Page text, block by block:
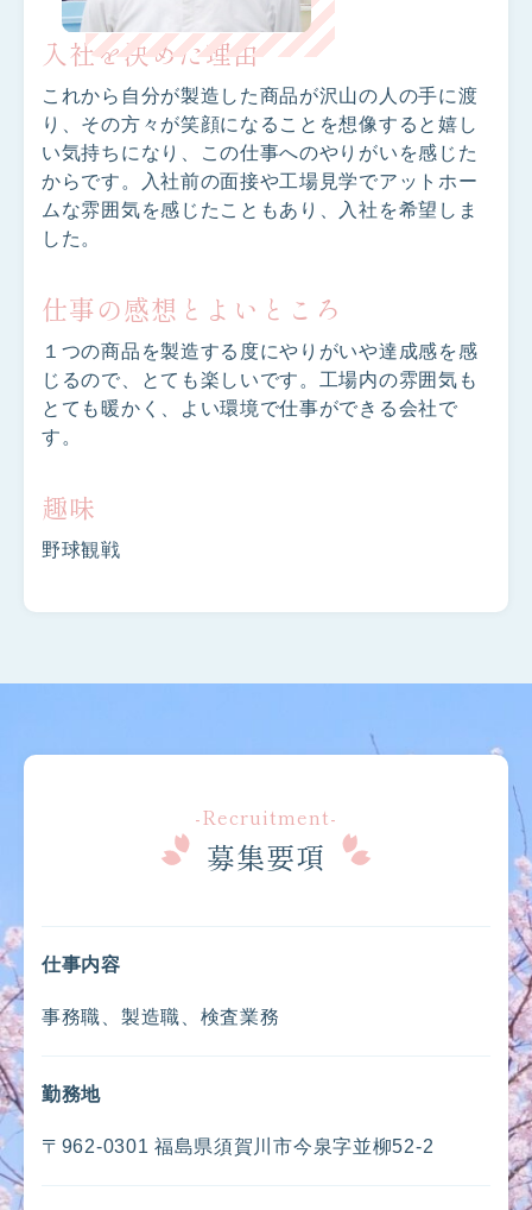
入社を決めた理由
これから自分が製造した商品が沢山の人の手に渡
り、その方々が笑顔になることを想像すると嬉し
い気持ちになり、この仕事へのやりがいを感じた
からです。入社前の面接や工場見学でアットホー
ムな雰囲気を感じたこともあり、入社を希望しま
した。
仕事の感想とよいところ
１つの商品を製造する度にやりがいや達成感を感
じるので、とても楽しいです。工場内の雰囲気も
とても暖かく、よい環境で仕事ができる会社で
す。
趣味
野球観戦
-Recruitment-
募集要項
仕事内容
事務職、製造職、検査業務
勤務地
〒962-0301 福島県須賀川市今泉字並柳52-2